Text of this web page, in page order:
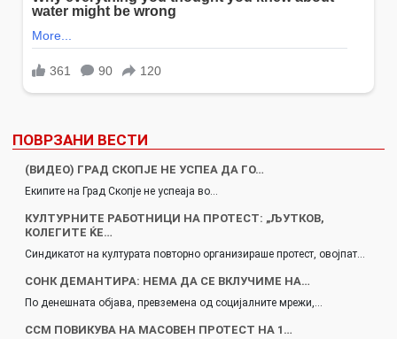
ПОВРЗАНИ ВЕСТИ
(ВИДЕО) ГРАД СКОПЈЕ НЕ УСПЕА ДА ГО…
Екипите на Град Скопје не успеаја во…
КУЛТУРНИТЕ РАБОТНИЦИ НА ПРОТЕСТ: „ЉУТКОВ,
КОЛЕГИТЕ ЌЕ…
Синдикатот на културата повторно организираше протест, овојпат…
СОНК ДЕМАНТИРА: НЕМА ДА СЕ ВКЛУЧИМЕ НА…
По денешната објава, превземена од социјалните мрежи,…
ССМ ПОВИКУВА НА МАСОВЕН ПРОТЕСТ НА 1…